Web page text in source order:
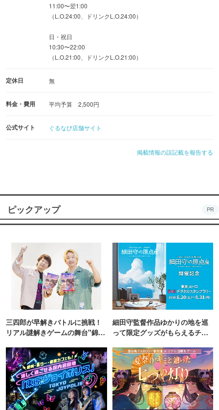
11:00〜翌1:00
（L.O.24:00、ドリンクL.O.24:00）
日・祝日
10:30〜22:00
（L.O.21:00、ドリンクL.O.21:00）
定休日 無
料金・費用 平均予算 2,500円
公式サイト ぐるなび店舗サイト
掲載情報の誤記載を報告する
ピックアップ PR
三四郎が早解きバトルに挑戦！
リアル謎解きゲームの舞台"錦糸
細田守監督作品ゆかりの地を巡
って限定グッズがもらえるチャ